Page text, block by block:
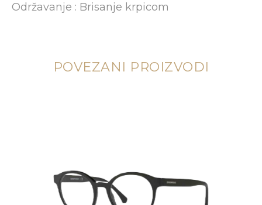
Održavanje : Brisanje krpicom
POVEZANI PROIZVODI